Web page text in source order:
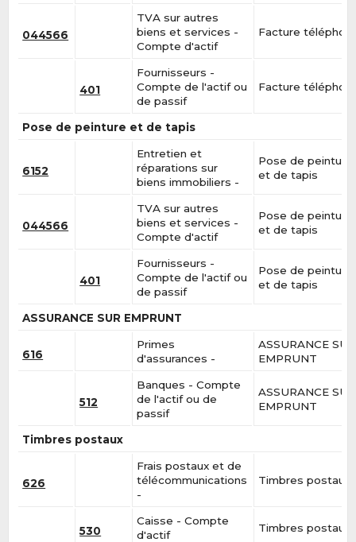
044566
TVA sur autres
biens et services -
Compte d'actif
Facture
401
Fournisseurs -
Compte de l'actif ou
de passif
Facture
Pose de peinture et de tapis
6152
Entretien et
réparations sur
biens immobiliers -
Pose de peinture
et de tapis
044566
TVA sur autres
biens et services -
Compte d'actif
Pose de peinture
et de tapis
401
Fournisseurs -
Compte de l'actif ou
de passif
Pose de peinture
et de tapis
ASSURANCE SUR EMPRUNT
616
Primes
d'assurances -
ASSURANCE SUR
EMPRUNT
512
Banques - Compte
de l'actif ou de
passif
ASSURANCE SUR
EMPRUNT
Timbres postaux
626
Frais postaux et de
télécommunications
-
Timbres postaux
530
Caisse - Compte
d'actif
Timbres postaux